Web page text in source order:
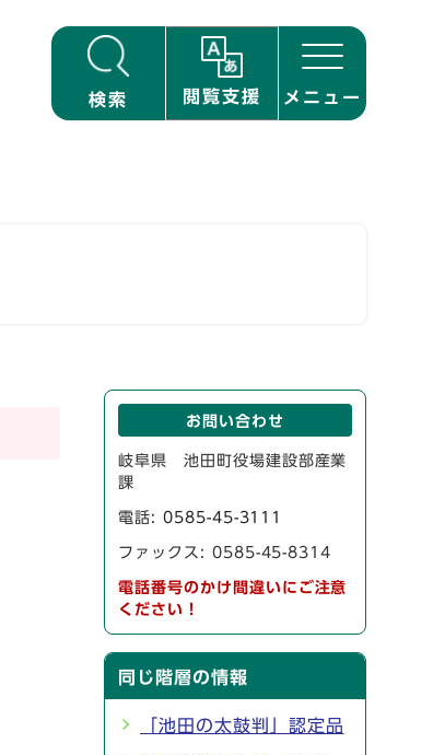
検索 閲覧支援 メニュー
お問い合わせ
岐阜県 池田町役場建設部産業
課
電話: 0585-45-3111
ファックス: 0585-45-8314
電話番号のかけ間違いにご注意
ください！
同じ階層の情報
「池田の太鼓判」認定品